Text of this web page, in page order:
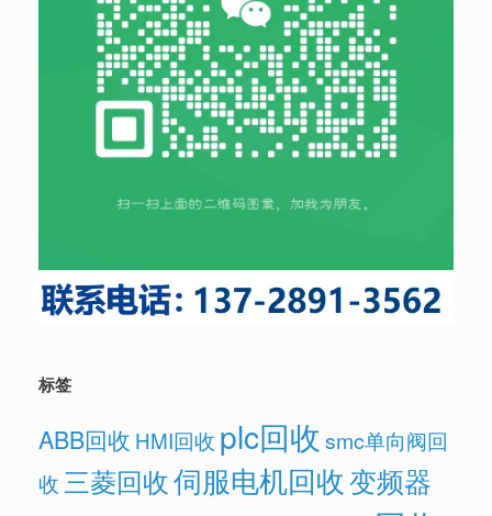
标签
ABB回收 HMI回收 plc回收 smc单向阀回
收 三菱回收伺服电机回收变频器